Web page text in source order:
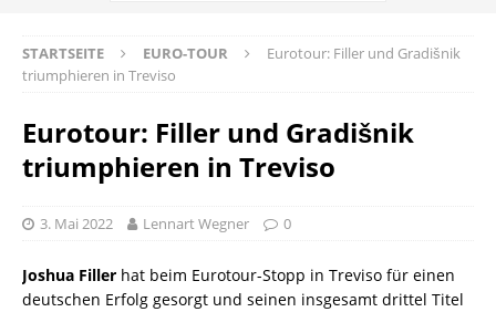
STARTSEITE EURO-TOUR
Eurotour: Filler und Gradišnik
triumphieren in Treviso
Eurotour: Filler und Gradišnik
triumphieren in Treviso
3. Mai 2022 Lennart Wegner 0
Joshua Filler hat beim Eurotour-Stopp in Treviso für einen
deutschen Erfolg gesorgt und seinen insgesamt drittel Titel